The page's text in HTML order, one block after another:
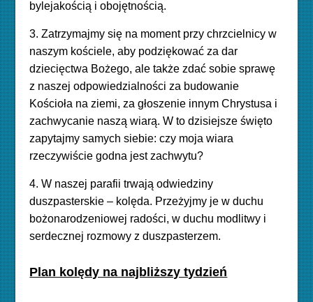
bylejakością i obojętnością.
3. Zatrzymajmy się na moment przy chrzcielnicy w
naszym kościele, aby podziękować za dar
dziecięctwa Bożego, ale także zdać sobie sprawę
z naszej odpowiedzialności za budowanie
Kościoła na ziemi, za głoszenie innym Chrystusa i
zachwycanie naszą wiarą. W to dzisiejsze święto
zapytajmy samych siebie: czy moja wiara
rzeczywiście godna jest zachwytu?
4. W naszej parafii trwają odwiedziny
duszpasterskie – kolęda. Przeżyjmy je w duchu
bożonarodzeniowej radości, w duchu modlitwy i
serdecznej rozmowy z duszpasterzem.
Plan kolędy na najbliższy tydzień